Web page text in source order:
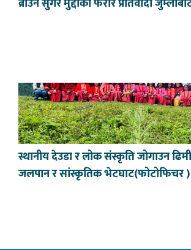
ब्राउन सुगर मुद्दाका फरार प्रतिवादी
स्थानीय देउडा र लोक संस्कृति जोगाउन
जलपान र सांस्कृतिक भेटघाट(फोटोफिचर )